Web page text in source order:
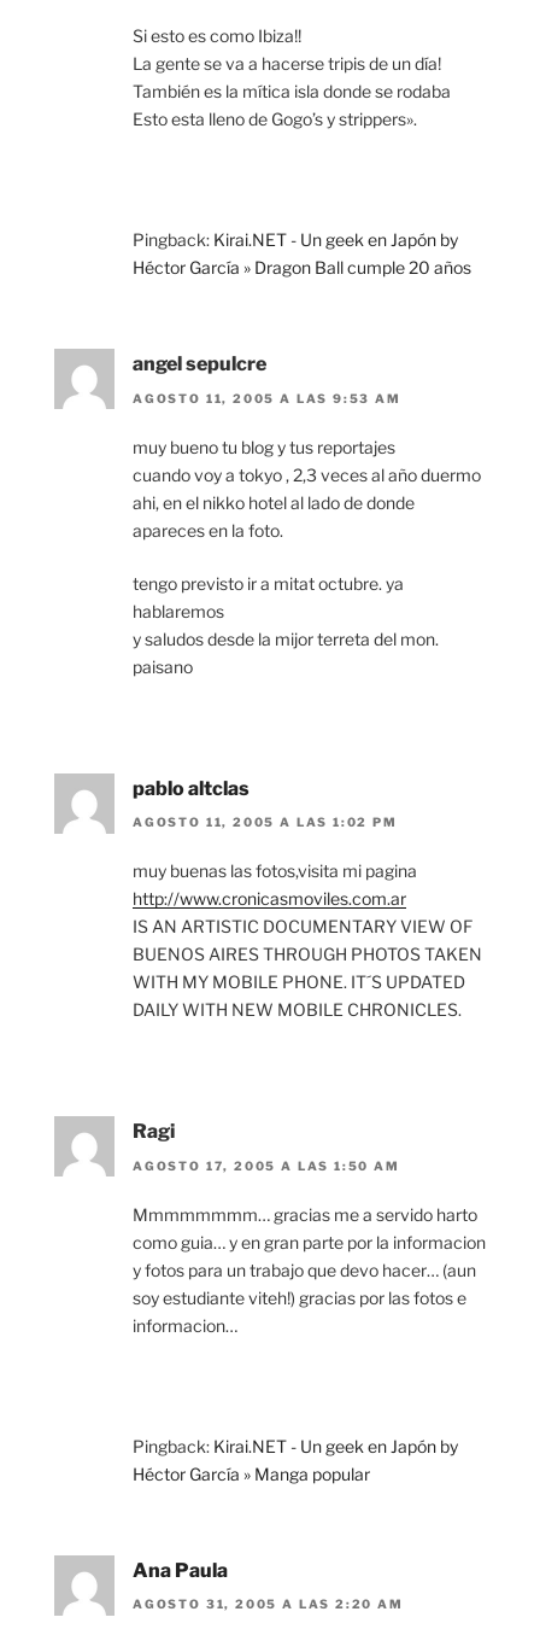
Si esto es como Ibiza!!
La gente se va a hacerse tripis de un día!
También es la mítica isla donde se rodaba
Esto esta lleno de Gogo’s y strippers».
Pingback: Kirai.NET - Un geek en Japón by
Héctor García » Dragon Ball cumple 20 años
angel sepulcre
AGOSTO 11, 2005 A LAS 9:53 AM
muy bueno tu blog y tus reportajes
cuando voy a tokyo , 2,3 veces al año duermo
ahi, en el nikko hotel al lado de donde
apareces en la foto.
tengo previsto ir a mitat octubre. ya
hablaremos
y saludos desde la mijor terreta del mon.
paisano
pablo altclas
AGOSTO 11, 2005 A LAS 1:02 PM
muy buenas las fotos,visita mi pagina
http://www.cronicasmoviles.com.ar
IS AN ARTISTIC DOCUMENTARY VIEW OF
BUENOS AIRES THROUGH PHOTOS TAKEN
WITH MY MOBILE PHONE. IT´S UPDATED
DAILY WITH NEW MOBILE CHRONICLES.
Ragi
AGOSTO 17, 2005 A LAS 1:50 AM
Mmmmmmmm… gracias me a servido harto
como guia… y en gran parte por la informacion
y fotos para un trabajo que devo hacer… (aun
soy estudiante viteh!) gracias por las fotos e
informacion…
Pingback: Kirai.NET - Un geek en Japón by
Héctor García » Manga popular
Ana Paula
AGOSTO 31, 2005 A LAS 2:20 AM